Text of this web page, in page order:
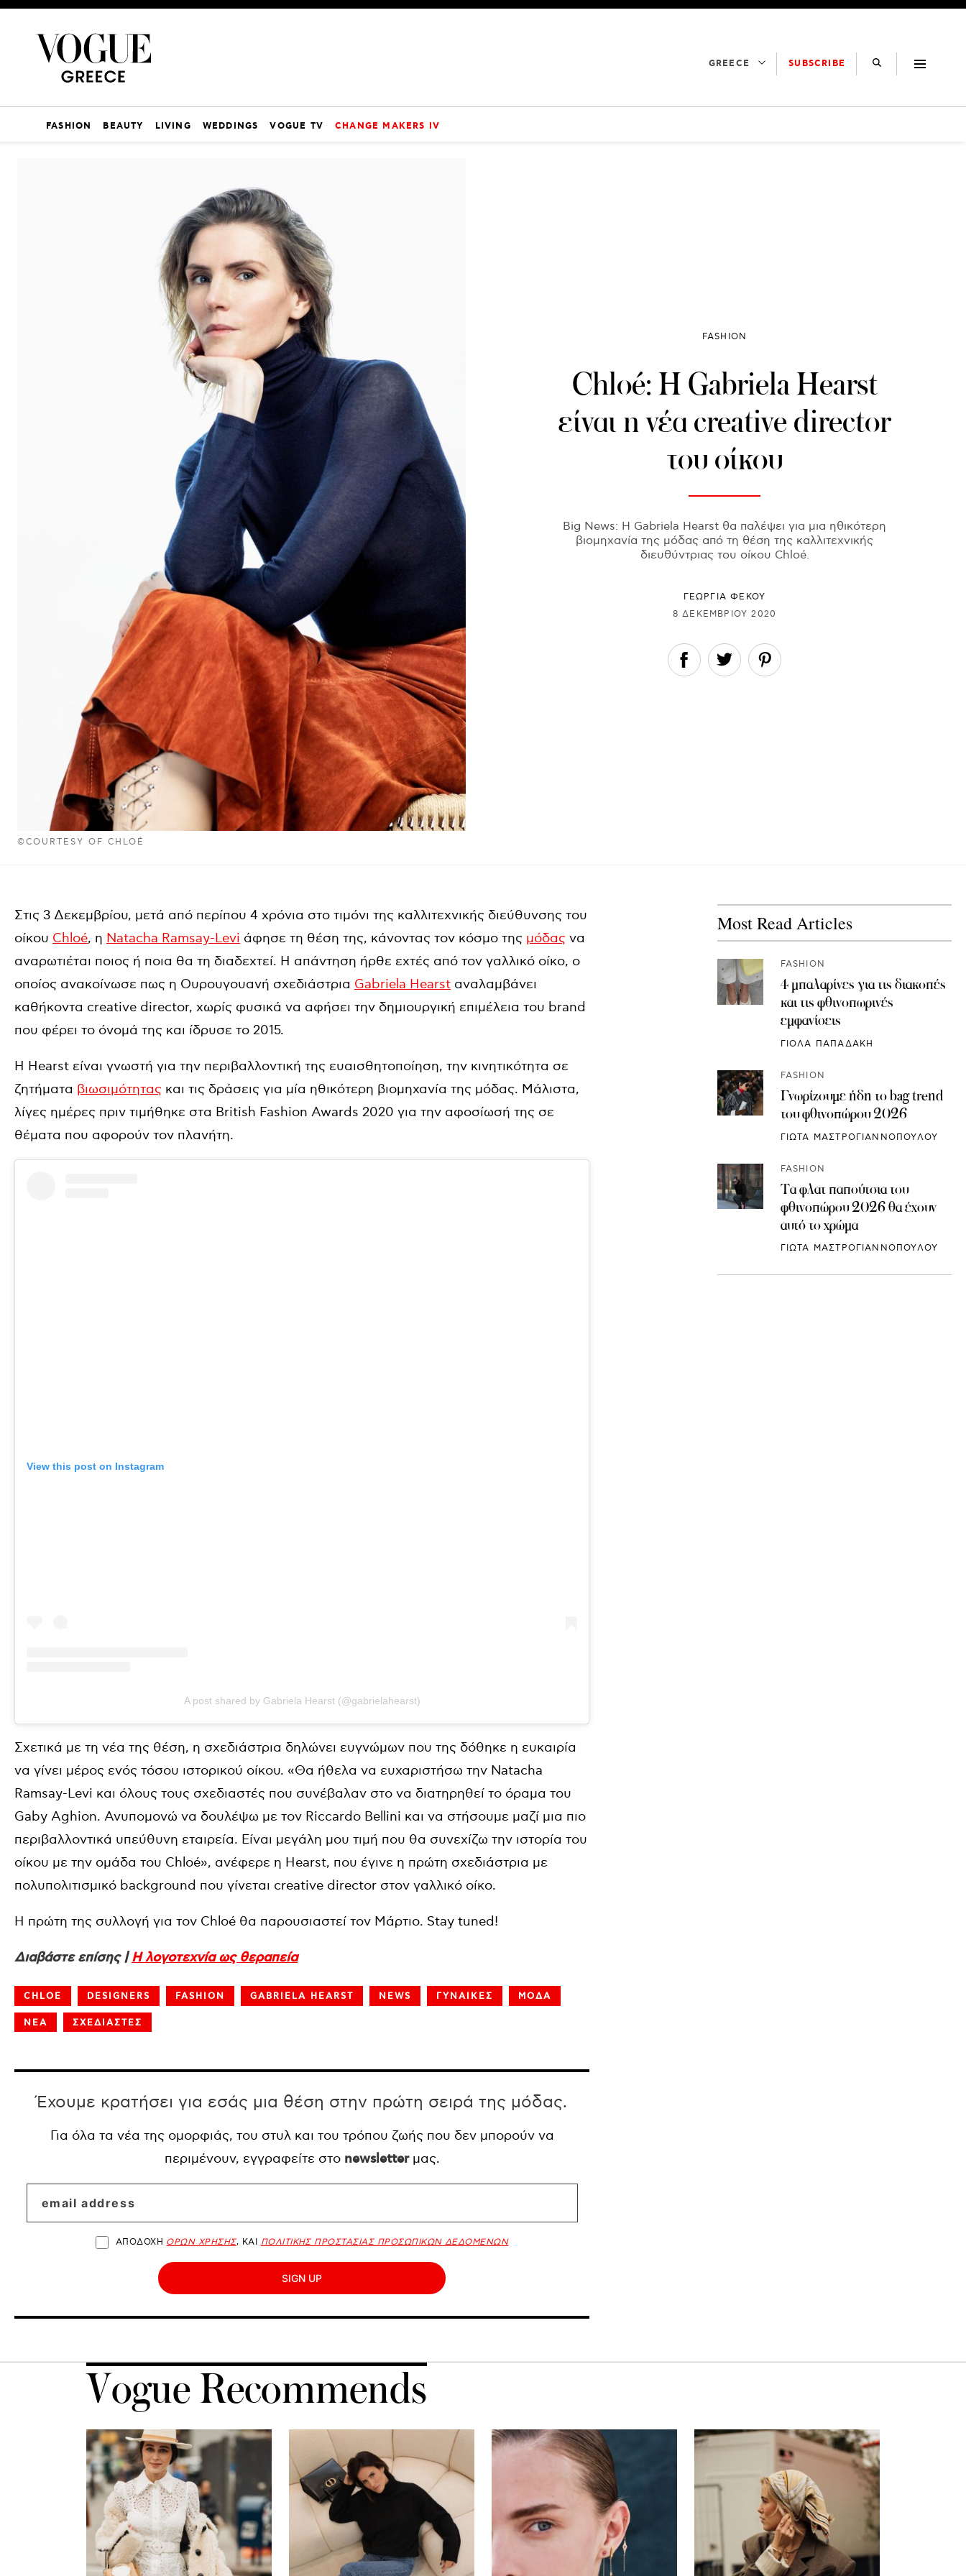
GREECE SUBSCRIBE
FASHION BEAUTY LIVING WEDDINGS VOGUE TV CHANGE MAKERS IV
©COURTESY OF CHLOÉ
FASHION
Chloé: Η Gabriela Hearst
είναι η νέα creative director
του οίκου
Big News: Η Gabriela Hearst θα παλέψει για μια ηθικότερη
βιομηχανία της μόδας από τη θέση της καλλιτεχνικής
διευθύντριας του οίκου Chloé.
ΓΕΩΡΓΙΑ ΦΕΚΟΥ
8 ΔΕΚΕΜΒΡΊΟΥ 2020
Στις 3 Δεκεμβρίου, μετά από περίπου 4 χρόνια στο τιμόνι της καλλιτεχνικής διεύθυνσης του
οίκου Chloé, η Natacha Ramsay-Levi άφησε τη θέση της, κάνοντας τον κόσμο της μόδας να
αναρωτιέται ποιος ή ποια θα τη διαδεχτεί. Η απάντηση ήρθε εχτές από τον γαλλικό οίκο, ο
οποίος ανακοίνωσε πως η Ουρουγουανή σχεδιάστρια Gabriela Hearst αναλαμβάνει
καθήκοντα creative director, χωρίς φυσικά να αφήσει την δημιουργική επιμέλεια του brand
που φέρει το όνομά της και ίδρυσε το 2015.
Η Hearst είναι γνωστή για την περιβαλλοντική της ευαισθητοποίηση, την κινητικότητα σε
ζητήματα βιωσιμότητας και τις δράσεις για μία ηθικότερη βιομηχανία της μόδας. Μάλιστα,
λίγες ημέρες πριν τιμήθηκε στα British Fashion Awards 2020 για την αφοσίωσή της σε
θέματα που αφορούν τον πλανήτη.
View this post on Instagram
A post shared by Gabriela Hearst (@gabrielahearst)
Σχετικά με τη νέα της θέση, η σχεδιάστρια δηλώνει ευγνώμων που της δόθηκε η ευκαιρία
να γίνει μέρος ενός τόσου ιστορικού οίκου. «Θα ήθελα να ευχαριστήσω την Natacha
Ramsay-Levi και όλους τους σχεδιαστές που συνέβαλαν στο να διατηρηθεί το όραμα του
Gaby Aghion. Ανυπομονώ να δουλέψω με τον Riccardo Bellini και να στήσουμε μαζί μια πιο
περιβαλλοντικά υπεύθυνη εταιρεία. Είναι μεγάλη μου τιμή που θα συνεχίζω την ιστορία του
οίκου με την ομάδα του Chloé», ανέφερε η Hearst, που έγινε η πρώτη σχεδιάστρια με
πολυπολιτισμικό background που γίνεται creative director στον γαλλικό οίκο.
Η πρώτη της συλλογή για τον Chloé θα παρουσιαστεί τον Μάρτιο. Stay tuned!
Διαβάστε επίσης |Η λογοτεχνία ως θεραπεία
CHLOE DESIGNERS FASHION GABRIELA HEARST NEWS ΓΥΝΑΙΚΕΣ ΜΟΔΑ
ΝΕΑ ΣΧΕΔΙΑΣΤΕΣ
Έχουμε κρατήσει για εσάς μια θέση στην πρώτη σειρά της μόδας.
Για όλα τα νέα της ομορφιάς, του στυλ και του τρόπου ζωής που δεν μπορούν να
περιμένουν, εγγραφείτε στο newsletterμας.
ΑΠΟΔΟΧΗ ΟΡΩΝ ΧΡΗΣΗΣ, ΚΑΙ ΠΟΛΙΤΙΚΗΣ ΠΡΟΣΤΑΣΙΑΣ ΠΡΟΣΩΠΙΚΩΝ ΔΕΔΟΜΕΝΩΝ
SIGN UP
Most Read Articles
FASHION
4 μπαλαρίνες για τις διακοπές
και τις φθινοπωρινές
εμφανίσεις
ΓΙΟΛΑ ΠΑΠΑΔΑΚΗ
FASHION
Γνωρίζουμε ήδη το bag trend
του φθινοπώρου 2026
ΓΙΩΤΑ ΜΑΣΤΡΟΓΙΑΝΝΟΠΟΥΛΟΥ
FASHION
Τα φλατ παπούτσια του
φθινοπώρου 2026 θα έχουν
αυτό το χρώμα
ΓΙΩΤΑ ΜΑΣΤΡΟΓΙΑΝΝΟΠΟΥΛΟΥ
Vogue Recommends